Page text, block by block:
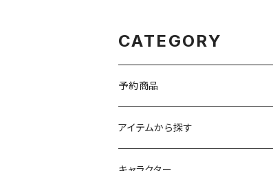
CATEGORY
予約商品
アイテムから探す